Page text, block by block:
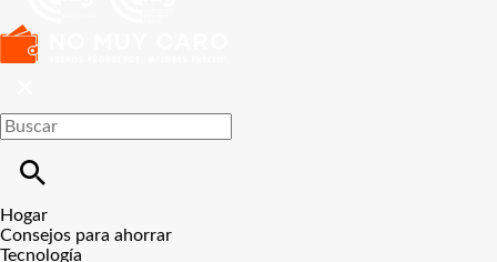
Hogar
Consejos para ahorrar
Tecnología